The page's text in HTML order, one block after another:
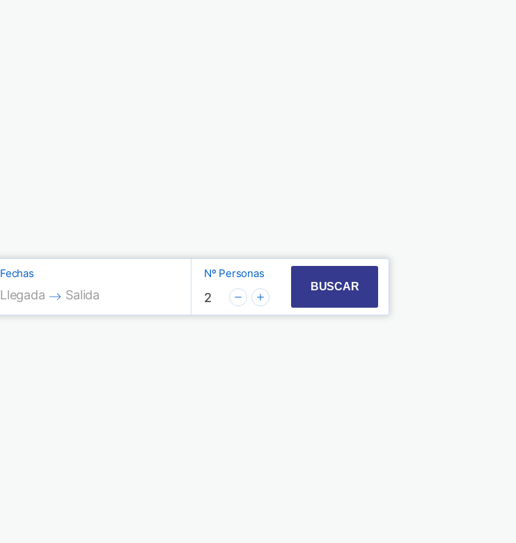
Fechas
Press the down arrow key to interact with the calendar and select a date. Press the
Llegada
Press the down arrow key to interact with the calendar and select a date.
Salida
Nº Personas
2
BUSCAR